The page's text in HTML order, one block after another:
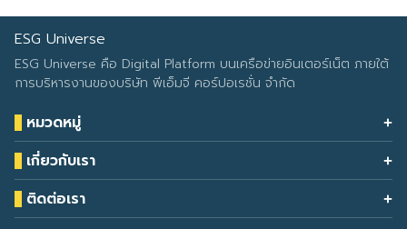
ESG Universe
ESG Universe คือ Digital Platform บนเครือข่ายอินเตอร์เน็ต ภายใต้
การบริหารงานของบริษัท พีเอ็มจี คอร์ปอเรชั่น จำกัด
หมวดหมู่
Health & Wellness
Eco Icon
ESG Data
Climate Change
เกี่ยวกับเรา
Our Services
About Us
ติดต่อเรา
โทรศัพท์: 090-549-2524